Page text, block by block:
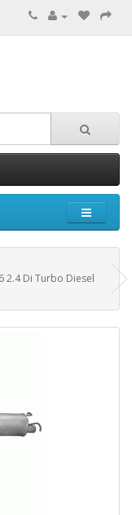
2.4 Di Turbo Diesel